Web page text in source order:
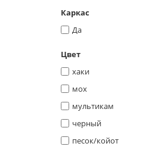
Каркас
Да
Цвет
хаки
мох
мультикам
черный
песок/койот